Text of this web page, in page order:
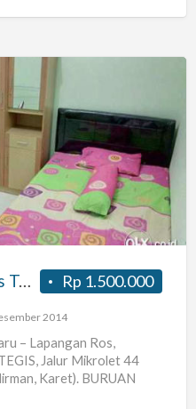
Rp 1.500.000
Kost Karyawati Lapros Tebet (ac,k Mdi Dlm,lengkap)
2014
– Lapangan Ros,
Jalur Mikrolet 44
Karet). BURUAN